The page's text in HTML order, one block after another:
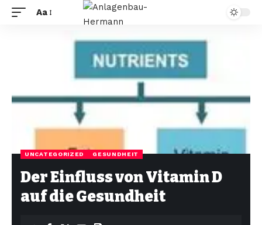
Aa
UNCATEGORIZED GESUNDHEIT
Der Einfluss von Vitamin D
auf die Gesundheit